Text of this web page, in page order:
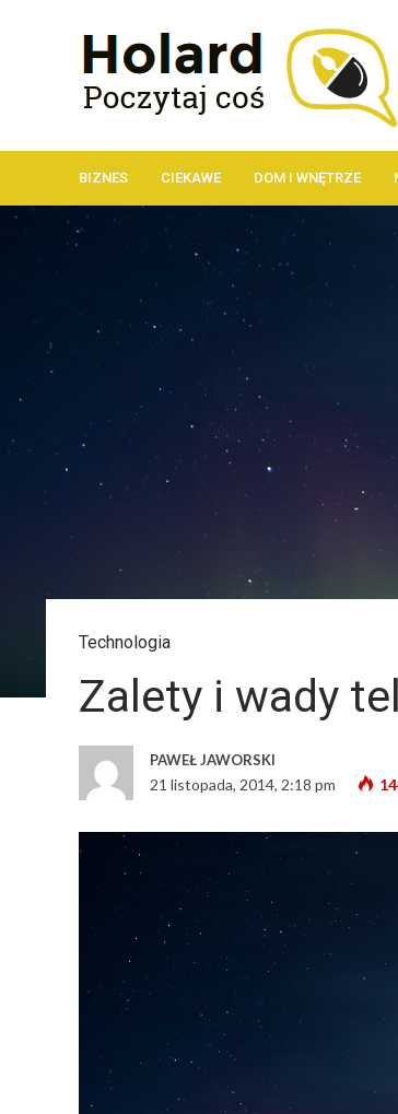
BIZNES CIEKAWE DOM I WNĘTRZE
Technologia
Zalety i wady
PAWEŁ JAWORSKI
21 listopada, 2014, 2:18 pm